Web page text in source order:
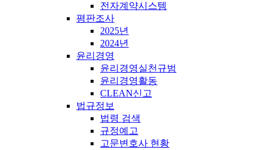
전자계약시스템
평판조사
2025년
2024년
윤리경영
윤리경영실천규범
윤리경영활동
CLEAN신고
법규정보
법령 검색
규정예고
고문변호사 현황